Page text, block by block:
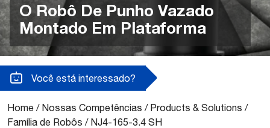
O Robô De Punho Vazado
Montado Em Plataforma
Você está interessado?
Home / Nossas Competências / Products & Solutions /
Família de Robôs / NJ4-165-3.4 SH